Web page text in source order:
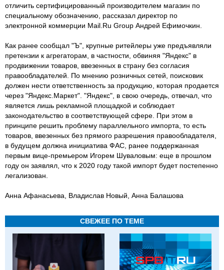
отличить сертифицированный производителем магазин по
специальному обозначению, рассказал директор по
электронной коммерции Mail.Ru Group Андрей Ефимочкин.
Как ранее сообщал "Ъ", крупные ритейлеры уже предъявляли
претензии к агрегаторам, в частности, обвиняя "Яндекс" в
продвижении товаров, ввезенных в страну без согласия
правообладателей. По мнению розничных сетей, поисковик
должен нести ответственность за продукцию, которая продается
через "Яндекс.Маркет". "Яндекс", в свою очередь, отвечал, что
является лишь рекламной площадкой и соблюдает
законодательство в соответствующей сфере. При этом в
принципе решить проблему параллельного импорта, то есть
товаров, ввезенных без прямого разрешения правообладателя,
в будущем должна инициатива ФАС, ранее поддержанная
первым вице-премьером Игорем Шуваловым: еще в прошлом
году он заявлял, что к 2020 году такой импорт будет постепенно
легализован.
Анна Афанасьева, Владислав Новый, Анна Балашова
СВЕЖЕЕ ПО ТЕМЕ